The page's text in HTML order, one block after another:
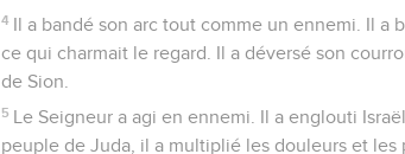
4 Il a bandé son arc tout comme un ennemi. Il a
ce qui charmait le regard. Il a déversé son
de Sion.
5 Le Seigneur a agi en ennemi. Il a englouti
peuple de Juda, il a multiplié les douleurs et les